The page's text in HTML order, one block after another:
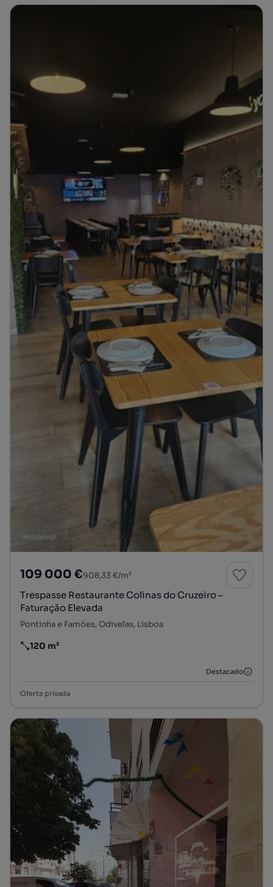
109 000 €908,33 €/m²
Trespasse Restaurante Colinas do Cruzeiro –
Faturação Elevada
Pontinha e Famões, Odivelas, Lisboa
Preço por metro quadrado
120 m²
Destacado
Oferta privada